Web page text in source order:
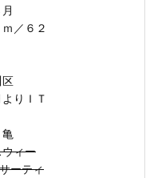
／６２
区
りＩＴ
ウィー
ーティ